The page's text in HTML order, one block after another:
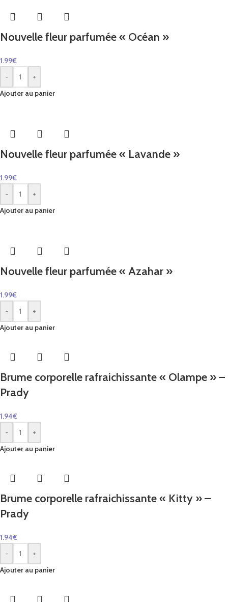
Nouvelle fleur parfumée « Océan »
1.99€
-
+
Ajouter au panier
Nouvelle fleur parfumée « Lavande »
1.99€
-
+
Ajouter au panier
Nouvelle fleur parfumée « Azahar »
1.99€
-
+
Ajouter au panier
Brume corporelle rafraichissante « Olampe » –
Prady
1.94€
-
+
Ajouter au panier
Brume corporelle rafraichissante « Kitty » –
Prady
1.94€
-
+
Ajouter au panier